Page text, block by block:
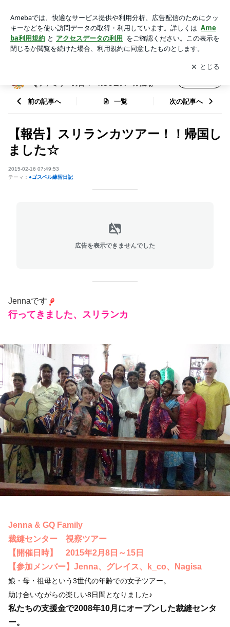
ペルスクエア(渋谷)のブログ★GQファミリーの日々～NGOゴ
スペル広場～
アプリをダウンロードして ブログの更新通知
を受け取りまし
ょう。
開く
Qファミリーの日々～NGOゴスペル広場～
前の記事へ 一覧 次の記事へ
【報告】スリランカツアー！！帰国し
ました☆
2015-02-16 07:49:53
テーマ： ●ゴスペル練習日記
広告を表示できませんでした
Jennaです
行ってきました、スリランカ
Jenna & GQ Family
裁縫センター 視察ツアー
【開催日時】 2015年2月8日～15日
【参加メンバー】Jenna、グレイス、k_co、Nagisa
娘・母・祖母という3世代の年齢での女子ツアー。
助け合いながらの楽しい8日間となりました♪
私たちの支援金で2008年10月にオープンした裁縫センタ
ー。